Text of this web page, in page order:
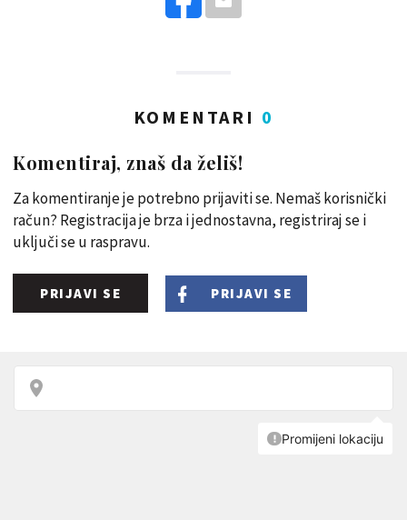
KOMENTARI 0
Komentiraj, znaš da želiš!
Za komentiranje je potrebno prijaviti se. Nemaš korisnički
račun? Registracija je brza i jednostavna, registriraj se i
uključi se u raspravu.
PRIJAVI SE PRIJAVI SE